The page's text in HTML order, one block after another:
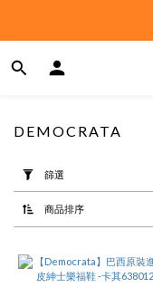
篩
選
(0/20)
價格
(NT$)
DEMOCRATA
篩選
商品排序